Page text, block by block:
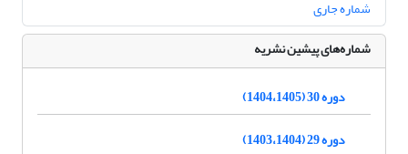
شماره جاری
شماره‌های پیشین نشریه
دوره 30 (1404،1405)
دوره 29 (1403،1404)